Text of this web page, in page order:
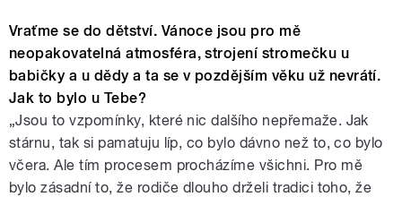
Vraťme se do dětství. Vánoce jsou pro mě
neopakovatelná atmosféra, strojení stromečku u
babičky a u dědy a ta se v pozdějším věku už nevrátí.
Jak to bylo u Tebe?
„Jsou to vzpomínky, které nic dalšího nepřemaže. Jak
stárnu, tak si pamatuju líp, co bylo dávno než to, co bylo
včera. Ale tím procesem procházíme všichni. Pro mě
bylo zásadní to, že rodiče dlouho drželi tradici toho, že